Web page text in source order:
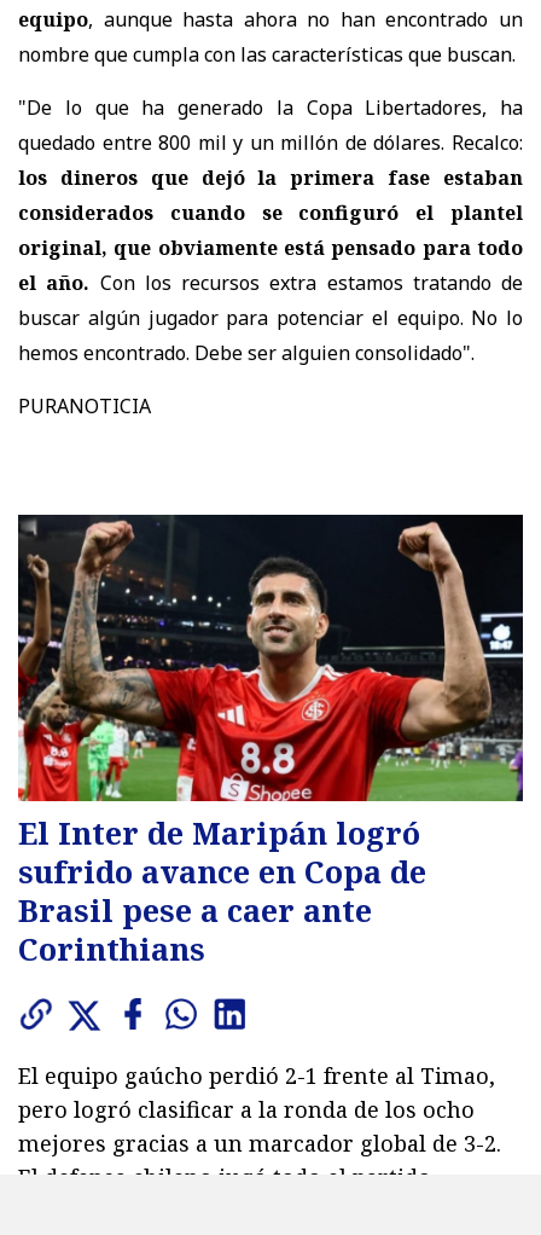
equipo, aunque hasta ahora no han encontrado un
nombre que cumpla con las características que buscan.
"De lo que ha generado la Copa Libertadores, ha
quedado entre 800 mil y un millón de dólares. Recalco:
los dineros que dejó la primera fase estaban
considerados cuando se configuró el plantel
original, que obviamente está pensado para todo
el año. Con los recursos extra estamos tratando de
buscar algún jugador para potenciar el equipo. No lo
hemos encontrado. Debe ser alguien consolidado".
PURANOTICIA
El Inter de Maripán logró
sufrido avance en Copa de
Brasil pese a caer ante
Corinthians
El equipo gaúcho perdió 2-1 frente al Timao,
pero logró clasificar a la ronda de los ocho
mejores gracias a un marcador global de 3-2.
El defensa chileno jugó todo el partido.